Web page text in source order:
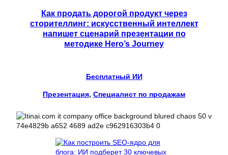
Как продать дорогой продукт через
сторителлинг: искусственный интеллект
напишет сценарий презентации по
методике Hero’s Journey
Бесплатный ИИ
Презентация, Специалист по продажам